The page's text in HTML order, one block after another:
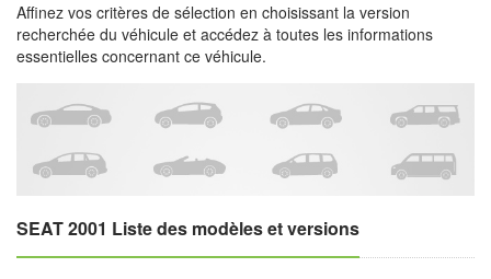
Affinez vos critères de sélection en choisissant la version
recherchée du véhicule et accédez à toutes les informations
essentielles concernant ce véhicule.
SEAT 2001 Liste des modèles et versions